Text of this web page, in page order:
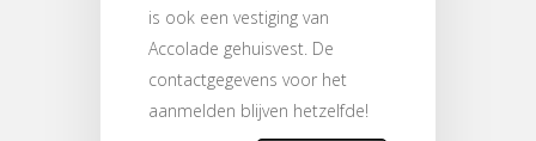
is ook een vestiging van
Accolade gehuisvest. De
contactgegevens voor het
aanmelden blijven hetzelfde!